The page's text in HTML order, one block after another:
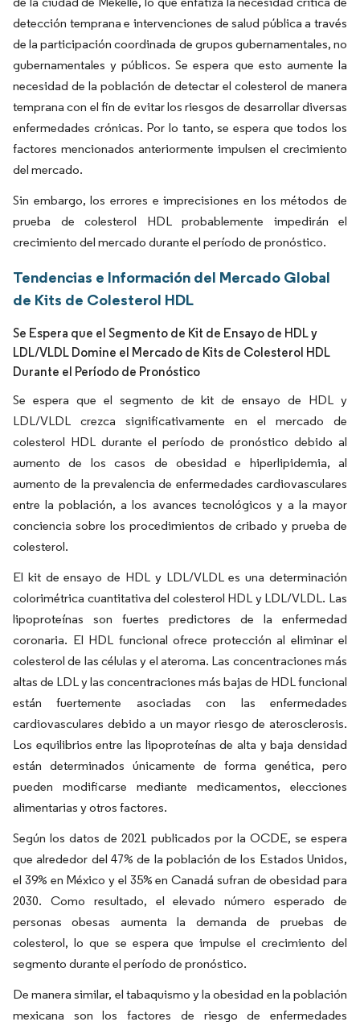
detección temprana e intervenciones de salud pública a través
de la participación coordinada de grupos gubernamentales, no
gubernamentales y públicos. Se espera que esto aumente la
necesidad de la población de detectar el colesterol de manera
temprana con el fin de evitar los riesgos de desarrollar diversas
enfermedades crónicas. Por lo tanto, se espera que todos los
factores mencionados anteriormente impulsen el crecimiento
del mercado.
Sin embargo, los errores e imprecisiones en los métodos de
prueba de colesterol HDL probablemente impedirán el
crecimiento del mercado durante el período de pronóstico.
Tendencias e Información del Mercado Global
de Kits de Colesterol HDL
Se Espera que el Segmento de Kit de Ensayo de HDL y
LDL/VLDL Domine el Mercado de Kits de Colesterol HDL
Durante el Período de Pronóstico
Se espera que el segmento de kit de ensayo de HDL y
LDL/VLDL crezca significativamente en el mercado de
colesterol HDL durante el período de pronóstico debido al
aumento de los casos de obesidad e hiperlipidemia, al
aumento de la prevalencia de enfermedades cardiovasculares
entre la población, a los avances tecnológicos y a la mayor
conciencia sobre los procedimientos de cribado y prueba de
colesterol.
El kit de ensayo de HDL y LDL/VLDL es una determinación
colorimétrica cuantitativa del colesterol HDL y LDL/VLDL. Las
lipoproteínas son fuertes predictores de la enfermedad
coronaria. El HDL funcional ofrece protección al eliminar el
colesterol de las células y el ateroma. Las concentraciones más
altas de LDL y las concentraciones más bajas de HDL funcional
están fuertemente asociadas con las enfermedades
cardiovasculares debido a un mayor riesgo de aterosclerosis.
Los equilibrios entre las lipoproteínas de alta y baja densidad
están determinados únicamente de forma genética, pero
pueden modificarse mediante medicamentos, elecciones
alimentarias y otros factores.
Según los datos de 2021 publicados por la OCDE, se espera
que alrededor del 47% de la población de los Estados Unidos,
el 39% en México y el 35% en Canadá sufran de obesidad para
2030. Como resultado, el elevado número esperado de
personas obesas aumenta la demanda de pruebas de
colesterol, lo que se espera que impulse el crecimiento del
segmento durante el período de pronóstico.
De manera similar, el tabaquismo y la obesidad en la población
mexicana son los factores de riesgo de enfermedades